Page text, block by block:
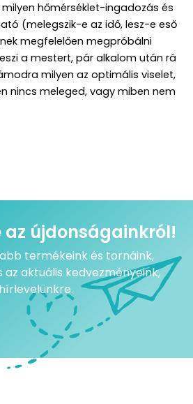
hőmérséklet-ingadozás és
(melegszik-e az idő, lesz-e eső
megfelelően megpróbálni
a mestert, pár alkalom után rá
milyen az optimális viselet,
nincs meleged, vagy miben nem
az újdonságainkról!
termékeink és tornáink,
az aktuális kedvezményeink,